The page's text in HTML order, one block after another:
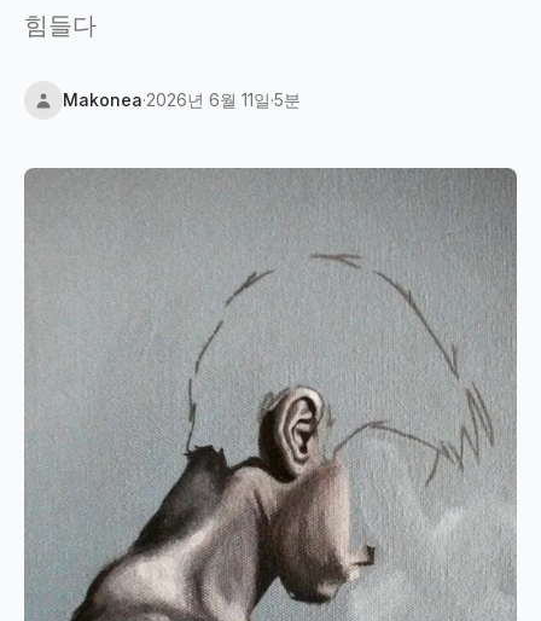
힘들다
Makonea·2026년 6월 11일
Updated2026년 6월 11일
·5분